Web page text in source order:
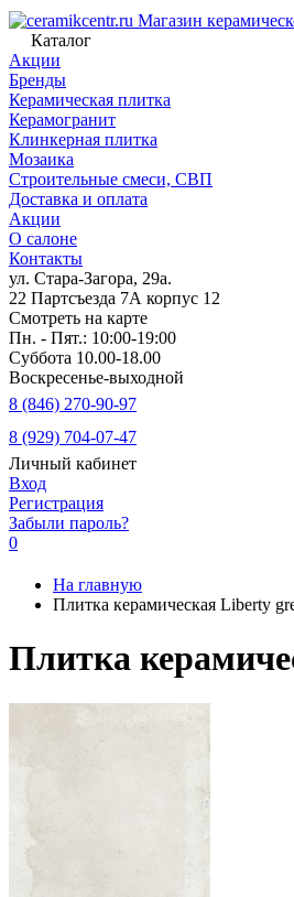
Магазин
Каталог
Акции
Бренды
Керамическая плитка
Керамогранит
Клинкерная плитка
Мозаика
Строительные смеси, СВП
Доставка и оплата
Акции
О салоне
Контакты
ул. Стара-Загора, 29а.
22 Партсъезда 7А корпус 12
Смотреть на карте
Пн. - Пят.: 10:00-19:00
Суббота 10.00-18.00
Воскресенье-выходной
8 (846) 270-90-97
8 (929) 704-07-47
Личный кабинет
Вход
Регистрация
Забыли пароль?
0
На главную
Плитка керамическая Liberty
Плитка